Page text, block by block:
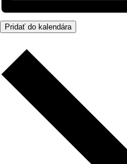
Pridať do kalendára